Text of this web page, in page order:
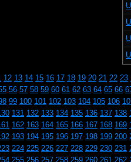
12 13 14 15 16 17 18 19 20 21 22 23
56 57 58 59 60 61 62 63 64 65 66
99 100 101 102 103 104 105 106
131 132 133 134 135 136 137 138
162 163 164 165 166 167 168 169
193 194 195 196 197 198 199 200
224 225 226 227 228 229 230 231
255 256 257 258 259 260 261 262